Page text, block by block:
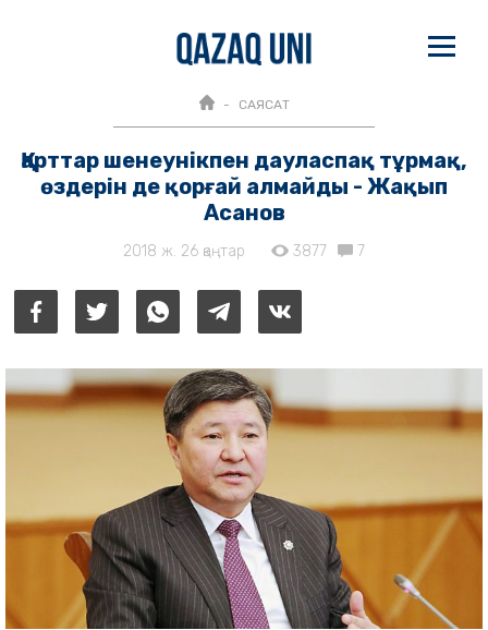
САЯСАТ
Қарттар шенеунікпен дауласпақ тұрмақ,
өздерін де қорғай алмайды - Жақып
Асанов
2018 ж. 26 қаңтар 3877 7